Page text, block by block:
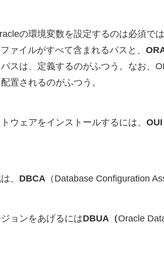
の環境変数を設定するのは必須で
ァイルがすべて含まれるパスと、
スは、定義するのがふつう。なお、
置されるのがふつう。
ウェアをインストールするには、 OUI
、 DBCA （Database Configuration
ョンをあげるにはDBUA（Oracle